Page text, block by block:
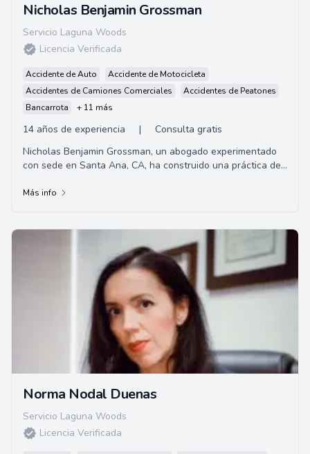
Nicholas Benjamin Grossman
Servicio Laguna Woods
Licencia Verificada
Accidente de Auto
Accidente de Motocicleta
Accidentes de Camiones Comerciales
Accidentes de Peatones
Bancarrota
+ 11 más
14 años de experiencia |
Consulta gratis
Nicholas Benjamin Grossman, un abogado experimentado
con sede en Santa Ana, CA, ha construido una práctica de
Más info
Norma Nodal Duenas
Servicio Laguna Woods
Licencia Verificada